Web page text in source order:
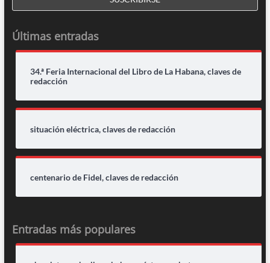
Últimas entradas
34.ª Feria Internacional del Libro de La Habana, claves de
redacción
situación eléctrica, claves de redacción
centenario de Fidel, claves de redacción
Entradas más populares